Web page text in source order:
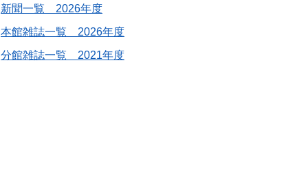
新聞一覧 2026年度
本館雑誌一覧 2026年度
分館雑誌一覧 2021年度